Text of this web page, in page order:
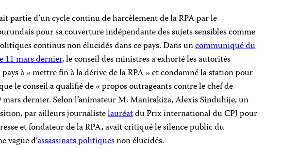
partie d’un cycle continu de harcèlement de la RPA par le
pour sa couverture indépendante des sujets sensibles comme
continus non élucidés dans ce pays. Dans uncommuniqué du
11 mars dernier,le conseil des ministres a exhorté les autorités
à « mettre fin à la dérive de la RPA » et condamné la station pour
le conseil a qualifié de « propos outrageants contre le chef de
mars dernier. Selon l’animateur M. Manirakiza, Alexis Sinduhije, un
par ailleurs journalistelauréatdu Prix international du CPJ pour
et fondateur de la RPA, avait critiqué le silence public du
vague d’assassinats politiquesnon élucidés.